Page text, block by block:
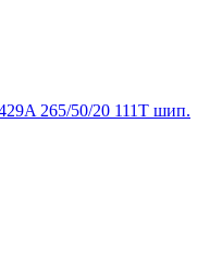
265/50/20 111T шип.